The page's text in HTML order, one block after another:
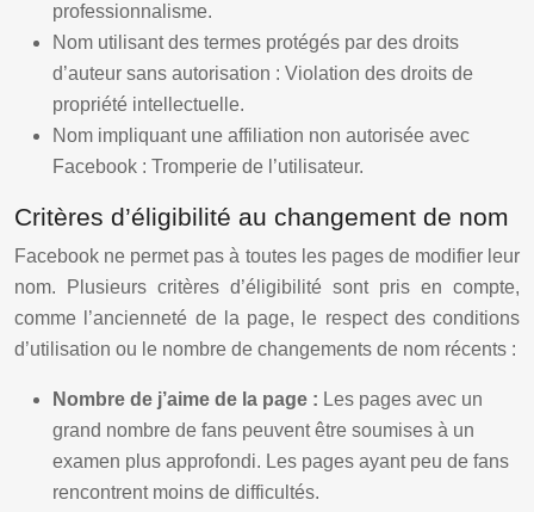
professionnalisme.
Nom utilisant des termes protégés par des droits
d’auteur sans autorisation : Violation des droits de
propriété intellectuelle.
Nom impliquant une affiliation non autorisée avec
Facebook : Tromperie de l’utilisateur.
Critères d’éligibilité au changement de nom
Facebook ne permet pas à toutes les pages de modifier leur
nom. Plusieurs critères d’éligibilité sont pris en compte,
comme l’ancienneté de la page, le respect des conditions
d’utilisation ou le nombre de changements de nom récents :
Nombre de j’aime de la page : Les pages avec un
grand nombre de fans peuvent être soumises à un
examen plus approfondi. Les pages ayant peu de fans
rencontrent moins de difficultés.